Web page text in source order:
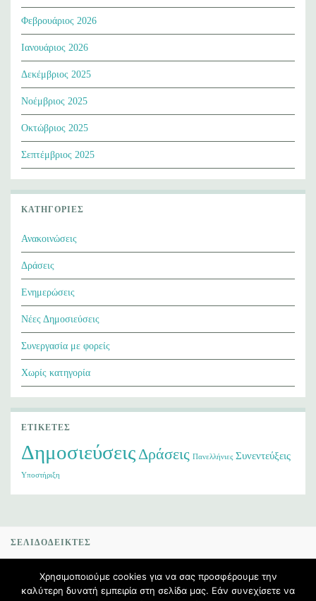
Φεβρουάριος 2026
Ιανουάριος 2026
Δεκέμβριος 2025
Νοέμβριος 2025
Οκτώβριος 2025
Σεπτέμβριος 2025
ΚΑΤΗΓΟΡΊΕΣ
Ανακοινώσεις
Δράσεις
Ενημερώσεις
Νέες Δημοσιεύσεις
Συνεργασία με φορείς
Χωρίς κατηγορία
ΕΤΙΚΈΤΕΣ
Δημοσιεύσεις Δράσεις Πανελλήνιες Συνεντεύξεις
Υποστήριξη
ΣΕΛΙΔΟΔΕΊΚΤΕΣ
Χρησιμοποιούμε cookies για να σας προσφέρουμε την
καλύτερη δυνατή εμπειρία στη σελίδα μας. Εάν συνεχίσετε να